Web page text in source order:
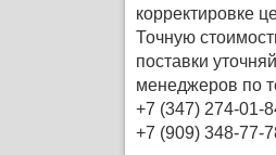
корректировке
Точную
поставки
менеджеров по
+7 (347) 274-01-
+7 (909) 348-77-